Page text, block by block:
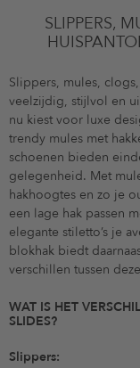
SLIPPERS,
Slippers, mules,
veelzijdig, stijlvol en
nu kiest voor luxe
trendy mules met
schoenen bieden
gelegenheid. Met
hakhoogtes en zo je
een lage hak passen
elegante stiletto’s je
blokhak biedt
verschillen tussen
WAT IS HET
SLIDES?
Slippers: